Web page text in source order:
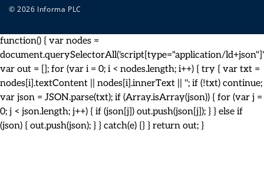
© 2026 Informa PLC
function() { var nodes =
document.querySelectorAll('script[type="application/
var out = []; for (var i = 0; i < nodes.length; i++) { try { var txt =
nodes[i].textContent || nodes[i].innerText || ''; if (!txt) continue;
var json = JSON.parse(txt); if (Array.isArray(json)) { for (var j =
0; j < json.length; j++) { if (json[j]) out.push(json[j]); } } else if
(json) { out.push(json); } } catch(e) {} } return out; }